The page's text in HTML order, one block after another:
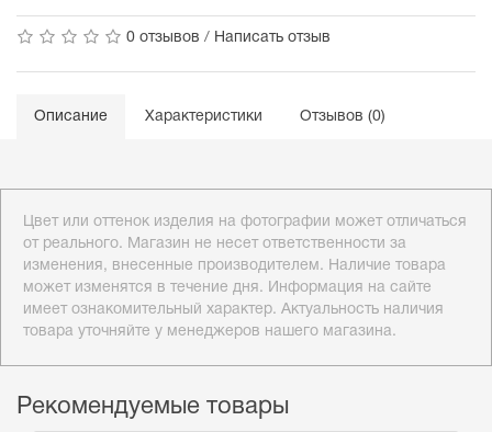
0 отзывов / Написать отзыв
Описание Характеристики Отзывов (0)
Цвет или оттенок изделия на фотографии может отличаться
от реального. Магазин не несет ответственности за
изменения, внесенные производителем. Наличие товара
может изменятся в течение дня. Информация на сайте
имеет ознакомительный характер. Актуальность наличия
товара уточняйте у менеджеров нашего магазина.
Рекомендуемые товары